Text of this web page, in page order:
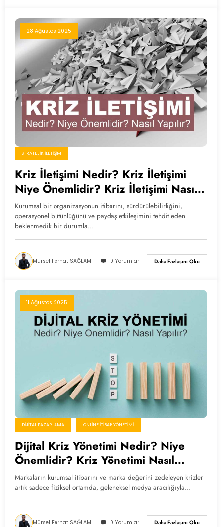
28 Ağustos 2025
STRATEJIK İLETIŞIM
Kriz İletişimi Nedir? Kriz İletişimi
Niye Önemlidir? Kriz İletişimi Nasıl
Yapılır?
Kurumsal bir organizasyonun itibarını, sürdürülebilirliğini,
operasyonel bütünlüğünü ve paydaş etkileşimini tehdit eden
beklenmedik bir durumla…
Mürsel Ferhat SAĞLAM 0 Yorumlar Daha Fazlasını Oku
11 Ağustos 2025
DIJITAL PAZARLAMA ONLINE İTIBAR YÖNETIMI
Dijital Kriz Yönetimi Nedir? Niye
Önemlidir? Kriz Yönetimi Nasıl
Yapılır?
Markaların kurumsal itibarını ve marka değerini zedeleyen krizler
artık sadece fiziksel ortamda, geleneksel medya aracılığıyla…
Mürsel Ferhat SAĞLAM 0 Yorumlar Daha Fazlasını Oku